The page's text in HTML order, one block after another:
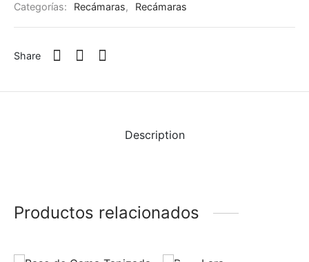
Categorías:
Recámaras, Recámaras
Share
Description
Productos relacionados